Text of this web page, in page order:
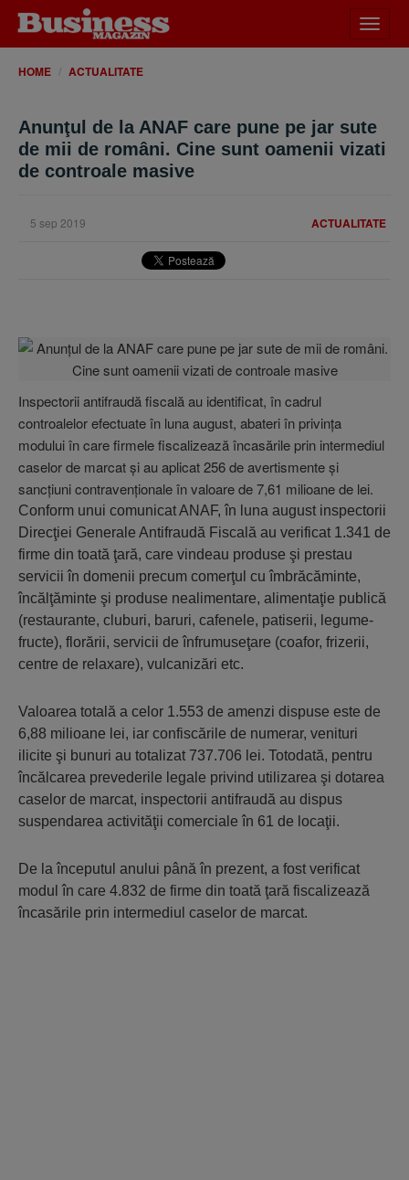
meniu
HOME ACTUALITATE
Anunţul de la ANAF care pune pe jar sute
de mii de români. Cine sunt oamenii vizati
de controale masive
ACTUALITATE
5 sep 2019
Inspectorii antifraudă fiscală au identificat, în cadrul
controalelor efectuate în luna august, abateri în privinţa
modului în care firmele fiscalizează încasările prin intermediul
caselor de marcat şi au aplicat 256 de avertismente şi
sancţiuni contravenţionale în valoare de 7,61 milioane de lei.
Conform unui comunicat ANAF, în luna august inspectorii
Direcţiei Generale Antifraudă Fiscală au verificat 1.341 de
firme din toată ţară, care vindeau produse şi prestau
servicii în domenii precum comerţul cu îmbrăcăminte,
încălţăminte şi produse nealimentare, alimentaţie publică
(restaurante, cluburi, baruri, cafenele, patiserii, legume-
fructe), florării, servicii de înfrumuseţare (coafor, frizerii,
centre de relaxare), vulcanizări etc.
Valoarea totală a celor 1.553 de amenzi dispuse este de
6,88 milioane lei, iar confiscările de numerar, venituri
ilicite şi bunuri au totalizat 737.706 lei. Totodată, pentru
încălcarea prevederile legale privind utilizarea şi dotarea
caselor de marcat, inspectorii antifraudă au dispus
suspendarea activităţii comerciale în 61 de locaţii.
De la începutul anului până în prezent, a fost verificat
modul în care 4.832 de firme din toată ţară fiscalizează
încasările prin intermediul caselor de marcat.